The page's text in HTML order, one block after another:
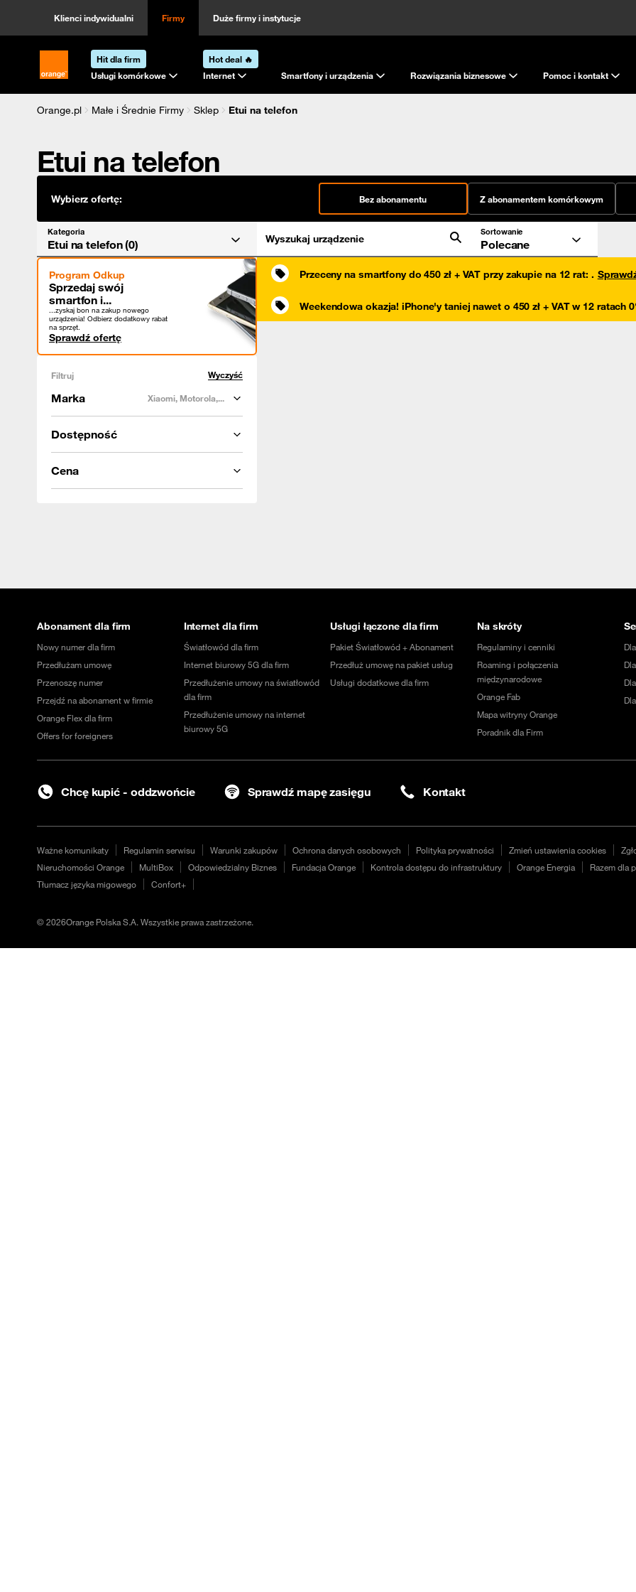
Klienci indywidualni Firmy Duże firmy i instytucje
Strona główna Orange.pl
Hit dla firm
Usługi komórkowe
Hot deal 🔥
Internet
Smartfony i urządzenia Rozwiązania biznesowe Pomoc i kontakt
Orange.pl Małe i Średnie Firmy Sklep
Etui na telefon
Etui na telefon
Wybierz ofertę: Bez abonamentu Z abonamentem komórkowym
Kategoria
Etui na telefon (0) Wyszukaj urządzenie
Sortowanie
Polecane
Program Odkup
Sprzedaj swój
smartfon i...
...zyskaj bon na zakup nowego
urządzenia! Odbierz dodatkowy rabat
na sprzęt.
Sprawdź ofertę
Filtruj Wyczyść
Marka Xiaomi, Motorola,...
Dostępność
Cena
Przeceny na smartfony do 450 zł + VAT przy zakupie na 12 rat: .
Weekendowa okazja! iPhone'y taniej nawet o 450 zł + VAT w 12 ratach
Abonament dla firm
Nowy numer dla firm
Przedłużam umowę
Przenoszę numer
Przejdź na abonament w firmie
Orange Flex dla firm
Offers for foreigners
Internet dla firm
Światłowód dla firm
Internet biurowy 5G dla firm
Przedłużenie umowy na światłowód
dla firm
Przedłużenie umowy na internet
biurowy 5G
Usługi łączone dla firm
Pakiet Światłowód + Abonament
Przedłuż umowę na pakiet usług
Usługi dodatkowe dla firm
Na skróty
Regulaminy i cenniki
Roaming i połączenia
międzynarodowe
Orange Fab
Mapa witryny Orange
Poradnik dla Firm
Chcę kupić - oddzwońcie Sprawdź mapę zasięgu Kontakt
Ważne komunikaty Regulamin serwisu Warunki zakupów Ochrona danych osobowych Polityka prywatności Zmień ustawienia cookies
Nieruchomości Orange
MultiBox Odpowiedzialny Biznes Fundacja Orange Kontrola dostępu do infrastruktury Orange Energia Razem dla
Tłumacz języka migowego
Confort+
©2026Orange Polska S.A. Wszystkie prawa zastrzeżone.